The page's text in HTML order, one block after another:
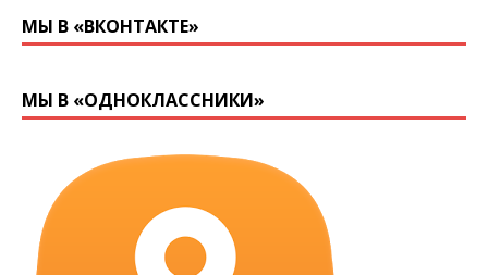
МЫ В «ВКОНТАКТЕ»
МЫ В «ОДНОКЛАССНИКИ»